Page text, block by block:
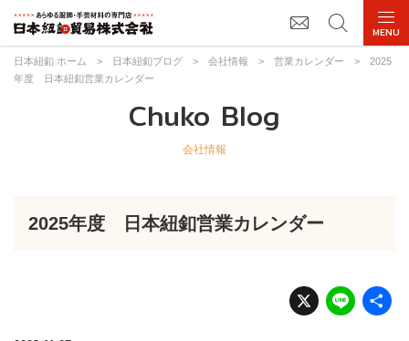
日本紐釦 ホーム > 日本紐釦ブログ > 会社情報 > 営業カレンダー >
2025
年度 日本紐釦営業カレンダー
Chuko Blog
会社情報
2025年度 日本紐釦営業カレンダー
X Li
n